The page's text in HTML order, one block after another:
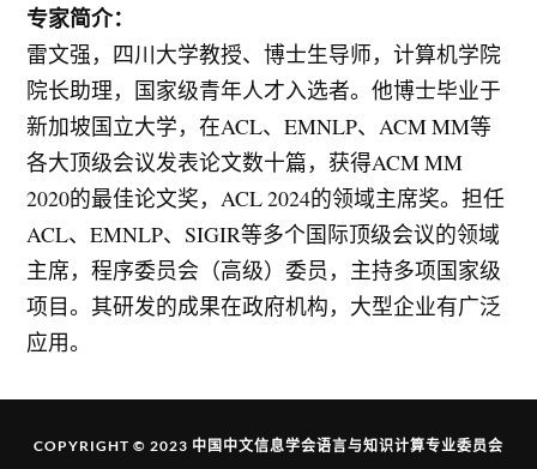
专家简介：
雷文强，四川大学教授、博士生导师，计算机学院
院长助理，国家级青年人才入选者。他博士毕业于
新加坡国立大学，在ACL、EMNLP、ACM MM等
各大顶级会议发表论文数十篇，获得ACM MM
2020的最佳论文奖，ACL 2024的领域主席奖。担任
ACL、EMNLP、SIGIR等多个国际顶级会议的领域
主席，程序委员会（高级）委员，主持多项国家级
项目。其研发的成果在政府机构，大型企业有广泛
应用。
COPYRIGHT © 2023 中国中文信息学会语言与知识计算专业委员会